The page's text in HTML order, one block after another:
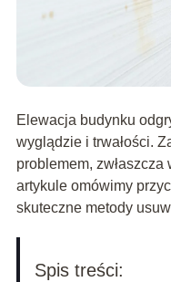
Elewacja budynku
wyglądzie i trwałości.
problemem,
artykule omówimy
skuteczne metody
Spis treści: